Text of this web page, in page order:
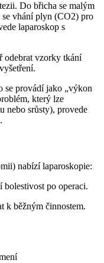
Do břicha se malým
se vhání plyn (CO2) pro
laparoskop s
odebrat vzorky tkání
se provádí jako „výkon
který lze
nebo srůsty), provede
nabízí laparoskopie:
po operaci.
k běžným činnostem.